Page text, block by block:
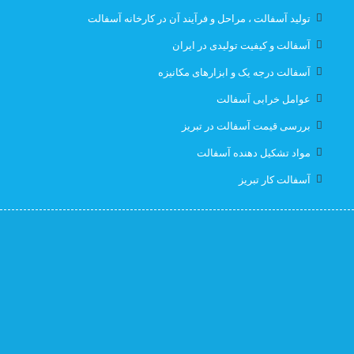
قیمت ایزوگام با نصب در تبریز
قیمت ایزوگام در تبریز قیمت بهترین ایزوگام
لیست قیمت ایزوگام در تبریز
تولید آسفالت ، مراحل و فرآیند آن در کارخانه آسفالت
آسفالت و کیفیت تولیدی در ایران
آسفالت درجه یک و ابزارهای مکانیزه
عوامل خرابی آسفالت
بررسی قیمت آسفالت در تبریز
مواد تشکیل دهنده آسفالت
آسفالت کار تبریز